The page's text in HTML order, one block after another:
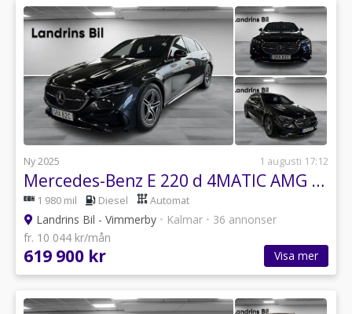
Ny 2025 1 augusti 17:12
Mercedes-Benz E 220 d 4MATIC AMG Line Advanced Plus / Värmare / MOMS
1 980 mil Diesel Automat
Landrins Bil - Vimmerby • Kalmar • 36 annonser
fr. 10 044 kr/mån
619 900 kr Visa mer